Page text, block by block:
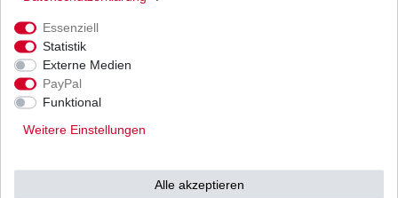
Essenziell
Statistik
Externe Medien
PayPal
Funktional
Weitere Einstellungen
Alle akzeptieren